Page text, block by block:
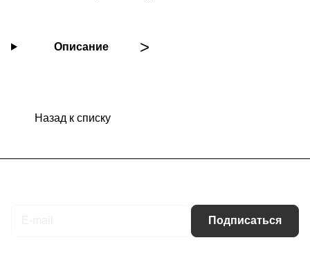
Описание
Назад к списку
Подписаться